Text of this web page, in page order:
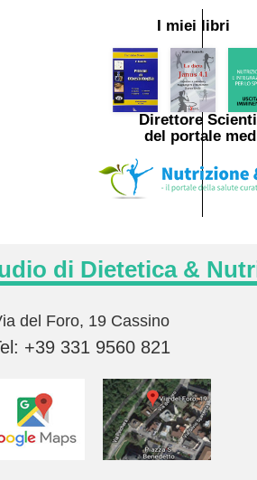
I miei libri
Direttore
del portale
di Dietetica &
del Foro, 19 Cassino
+39 331 9560 821